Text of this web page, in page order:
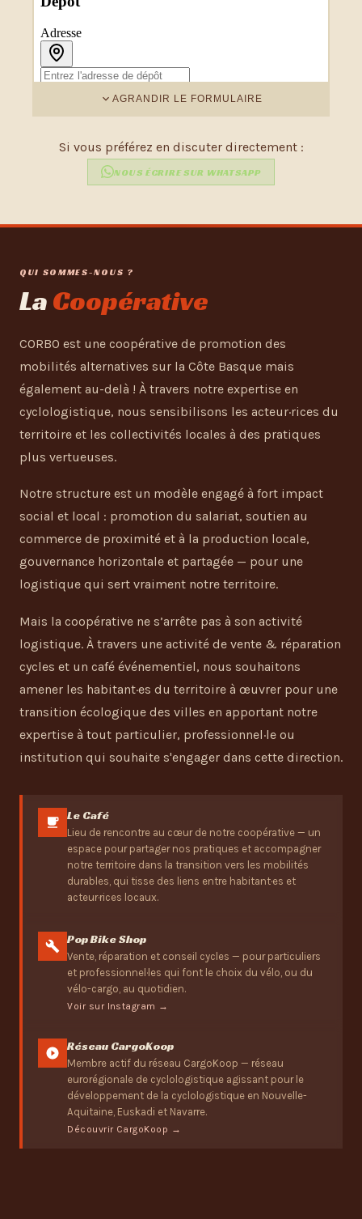
AGRANDIR LE FORMULAIRE
Si vous préférez en discuter directement :
NOUS ÉCRIRE SUR WHATSAPP
QUI SOMMES-NOUS ?
LaCoopérative
CORBO est une coopérative de promotion des
mobilités alternatives sur la Côte Basque mais
également au-delà ! À travers notre expertise en
cyclologistique, nous sensibilisons les acteur·rices du
territoire et les collectivités locales à des pratiques
plus vertueuses.
Notre structure est un modèle engagé à fort impact
social et local : promotion du salariat, soutien au
commerce de proximité et à la production locale,
gouvernance horizontale et partagée — pour une
logistique qui sert vraiment notre territoire.
Mais la coopérative ne s’arrête pas à son activité
logistique. À travers une activité de vente & réparation
cycles et un café événementiel, nous souhaitons
amener les habitant·es du territoire à œuvrer pour une
transition écologique des villes en apportant notre
expertise à tout particulier, professionnel·le ou
institution qui souhaite s'engager dans cette direction.
Le Café
Lieu de rencontre au cœur de notre coopérative — un
espace pour partager nos pratiques et accompagner
notre territoire dans la transition vers les mobilités
durables, qui tisse des liens entre habitant·es et
acteur·rices locaux.
Pop Bike Shop
Vente, réparation et conseil cycles — pour particuliers
et professionnel·les qui font le choix du vélo, ou du
vélo-cargo, au quotidien.
Voir sur Instagram →
Réseau CargoKoop
Membre actif du réseau CargoKoop — réseau
eurorégionale de cyclologistique agissant pour le
développement de la cyclologistique en Nouvelle-
Aquitaine, Euskadi et Navarre.
Découvrir CargoKoop →